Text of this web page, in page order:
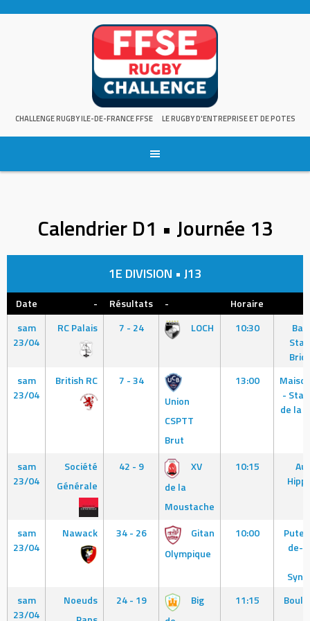
CHALLENGE RUGBY ILE-DE-FRANCE FFSE LE RUGBY D'ENTREPRISE ET DE POTES
Calendrier D1 • Journée 13
1E DIVISION • J13
Date - Résultats - Horaire
sam
23/04
RC Palais 7 - 24 LOCH 10:30
sam
23/04
British RC
7 - 34
Union
CSPTT
Brut
13:00
-
de la
sam
23/04
Société
Générale
42 - 9
XV
de la
Moustache
10:15
sam
23/04
Nawack 34 - 26
Gitan
Olympique
10:00
de-
sam
23/04
Noeuds
24 - 19
Big
11:15